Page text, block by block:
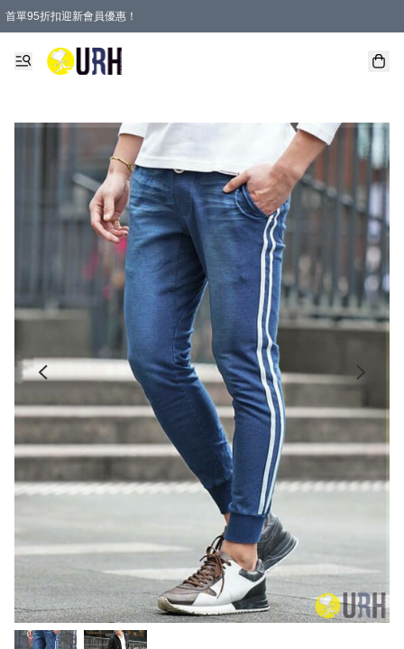
首單95折扣迎新會員優惠！
特選會員可享全單低至 95 折優惠！
單一訂單滿HKD600(澳門HKD800)包郵寄順豐送到家。